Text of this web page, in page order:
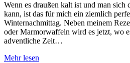
Wenn es draußen kalt ist und man sich
kann, ist das für mich ein ziemlich
Winternachmittag. Neben meinem
oder Marmorwaffeln wird es jetzt, wo
adventliche Zeit…
Mehr lesen